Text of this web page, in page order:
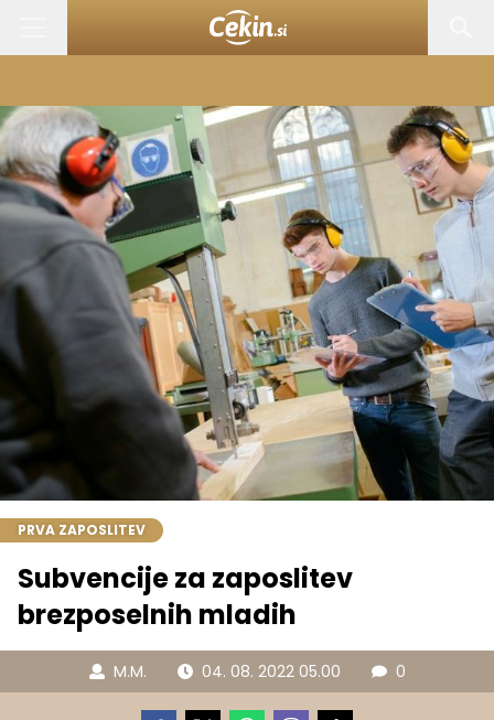
PRVA ZAPOSLITEV
Subvencije za zaposlitev
brezposelnih mladih
M.M. 04. 08. 2022 05.00 0